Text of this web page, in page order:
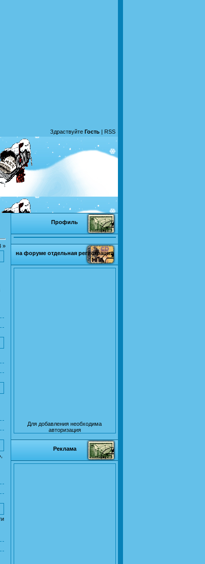
Здраствуйте Гость | RSS
»
Профиль
на форуме отдельная регистрация
Для добавления необходима
авторизация
Реклама